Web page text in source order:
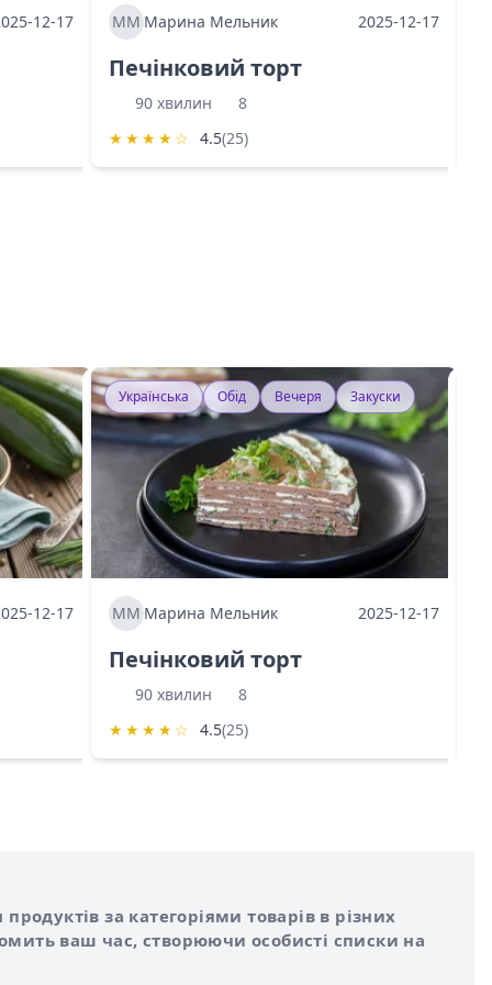
12-17 МММарина Мельник 2025-12-17
Печінковий торт
90 хвилин
8
★ ★ ★ ★ ☆ 4.5(25)
12-17
Українська Обід Вечеря Закуски
МММарина Мельник 2025-12-17
Печінковий торт
90 хвилин
8
★ ★ ★ ★ ☆ 4.5(25)
за категоріями товарів в різних
ваш час, створюючи особисті списки на